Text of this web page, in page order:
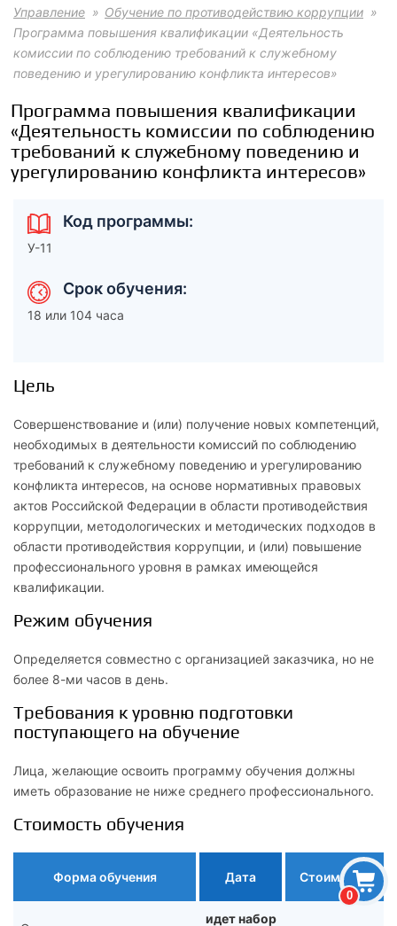
0
Управление
Обучение по противодействию коррупции
Программа повышения квалификации «Деятельность
комиссии по соблюдению требований к служебному
поведению и урегулированию конфликта интересов»
Программа повышения квалификации
«Деятельность комиссии по соблюдению
требований к служебному поведению и
урегулированию конфликта интересов»
Код программы:
У-11
Срок обучения:
18 или 104 часа
Цель
Совершенствование и (или) получение новых компетенций,
необходимых в деятельности комиссий по соблюдению
требований к служебному поведению и урегулированию
конфликта интересов, на основе нормативных правовых
актов Российской Федерации в области противодействия
коррупции, методологических и методических подходов в
области противодействия коррупции, и (или) повышение
профессионального уровня в рамках имеющейся
квалификации.
Режим обучения
Определяется совместно с организацией заказчика, но не
более 8-ми часов в день.
Требования к уровню подготовки
поступающего на обучение
Лица, желающие освоить программу обучения должны
иметь образование не ниже среднего профессионального.
Стоимость обучения
Форма обучения Дата Стоимость
идет набор